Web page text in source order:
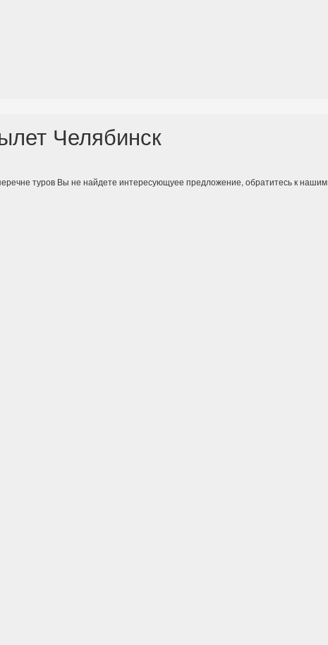
Челябинск
туров Вы не найдете интересующуее предложение, обратитесь к нашим